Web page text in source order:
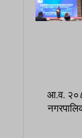
आ.व.